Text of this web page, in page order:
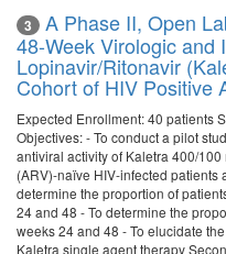
3
A Phase II, Open
48-Week Virologic and
Lopinavir/Ritonavir
Cohort of HIV Positive
Expected Enrollment: 40 patients
Objectives: - To conduct a pilot
antiviral activity of Kaletra 400/
(ARV)-naïve HIV-infected patients
determine the proportion of
24 and 48 - To determine the
weeks 24 and 48 - To elucidate
Kaletra single agent therapy